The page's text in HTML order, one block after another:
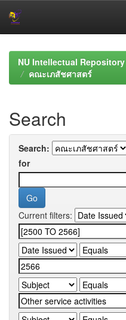
navigationNU Intellectual Repository
คณะเภสัชศาสตร์
Search
Search:
for
Current filters: